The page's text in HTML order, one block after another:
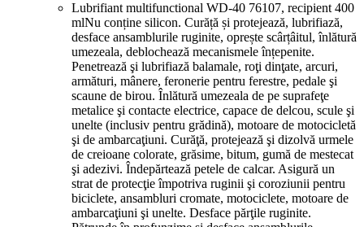
Lubrifiant multifunctional WD-40 76107, recipient 400
mlNu conține silicon. Curăță și protejează, lubrifiază,
desface ansamblurile ruginite, oprește scârțâitul, înlătură
umezeala, deblochează mecanismele înțepenite.
Penetrează şi lubrifiază balamale, roţi dinţate, arcuri,
armături, mânere, feronerie pentru ferestre, pedale şi
scaune de birou. Înlătură umezeala de pe suprafeţe
metalice şi contacte electrice, capace de delcou, scule şi
unelte (inclusiv pentru grădină), motoare de motocicletă
şi de ambarcaţiuni. Curăţă, protejează şi dizolvă urmele
de creioane colorate, grăsime, bitum, gumă de mestecat
şi adezivi. Îndepărtează petele de calcar. Asigură un
strat de protecţie împotriva ruginii şi coroziunii pentru
biciclete, ansambluri cromate, motociclete, motoare de
ambarcaţiuni şi unelte. Desface părţile ruginite.